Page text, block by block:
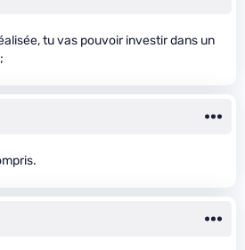
tu vas pouvoir investir dans un